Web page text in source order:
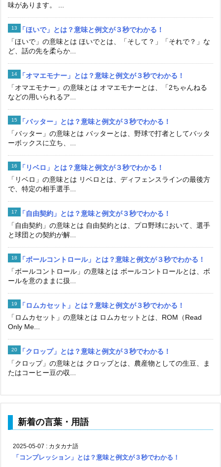
「オマエモナー」とは？意味と例文が３秒でわかる！
「オマエモナー」の意味とは オマエモナーとは、「2ちゃんねる
などの用いられるア...
「バッター」とは？意味と例文が３秒でわかる！
「バッター」の意味とは バッターとは、野球で打者としてバッタ
ーボックスに立ち、...
「リベロ」とは？意味と例文が３秒でわかる！
「リベロ」の意味とは リベロとは、ディフェンスラインの最後方
で、特定の相手選手...
「自由契約」とは？意味と例文が３秒でわかる！
「自由契約」の意味とは 自由契約とは、プロ野球において、選手
と球団との契約が解...
「ボールコントロール」とは？意味と例文が３秒でわかる！
「ボールコントロール」の意味とは ボールコントロールとは、ボ
ールを意のままに扱...
「ロムカセット」とは？意味と例文が３秒でわかる！
「ロムカセット」の意味とは ロムカセットとは、ROM（Read
Only Me...
「クロップ」とは？意味と例文が３秒でわかる！
「クロップ」の意味とは クロップとは、農産物としての生豆、ま
たはコーヒー豆の収...
新着の言葉・用語
2025-05-07 カタカナ語
「コンプレッション」の意味とは コンプレッションとは、ボールがどれ
「ダフる」とは？意味と例文が３秒でわかる！
「ダフる」の意味とは ダフるとは、ルフのスイングでボールの手前の地